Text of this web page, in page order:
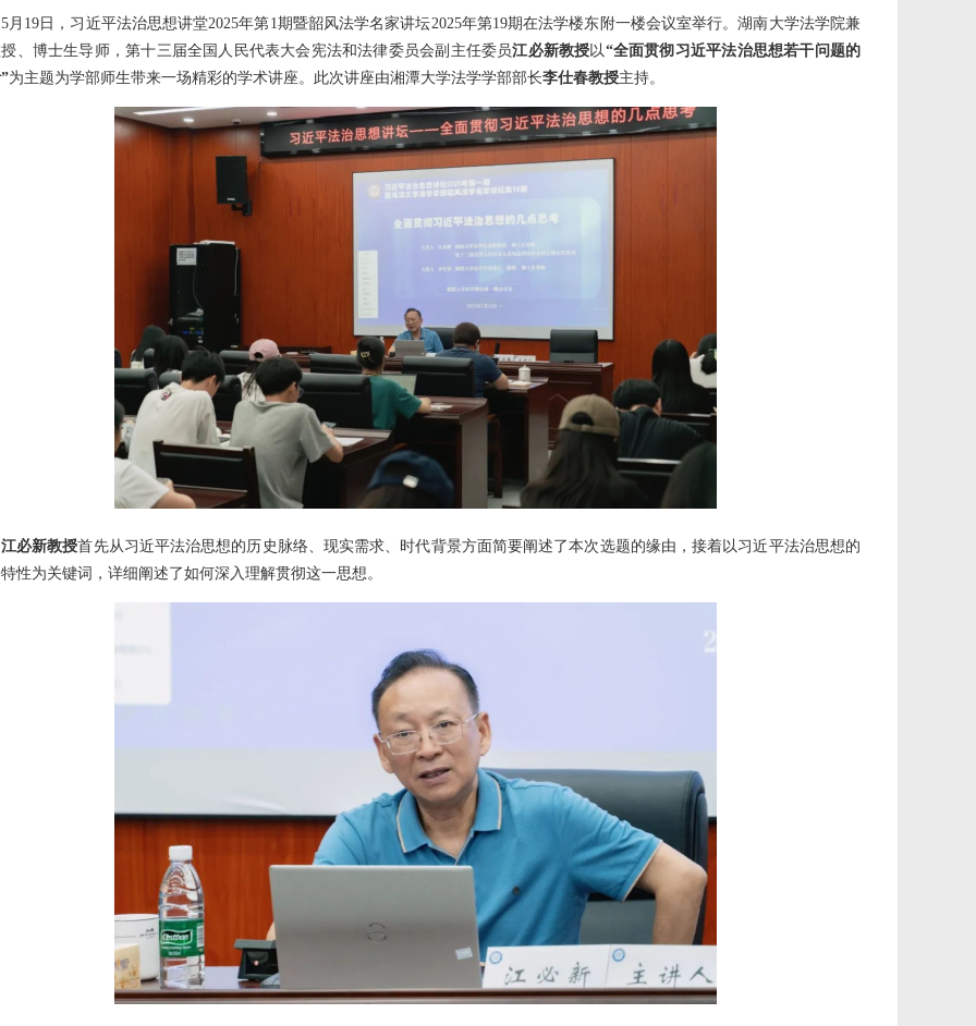
5月19日，习近平法治思想讲堂2025年第1期暨韶风法学名家讲坛2025年第19期在法学楼东附一楼会议室举行。湖南大学法学院兼
、博士生导师，第十三届全国人民代表大会宪法和法律委员会副主任委员江必新教授以“全面贯彻习近平法治思想若干问题的
为主题为学部师生带来一场精彩的学术讲座。此次讲座由湘潭大学法学学部部长李仕春教授主持。
江必新教授首先从习近平法治思想的历史脉络、现实需求、时代背景方面简要阐述了本次选题的缘由，接着以习近平法治思想的
性为关键词，详细阐述了如何深入理解贯彻这一思想。